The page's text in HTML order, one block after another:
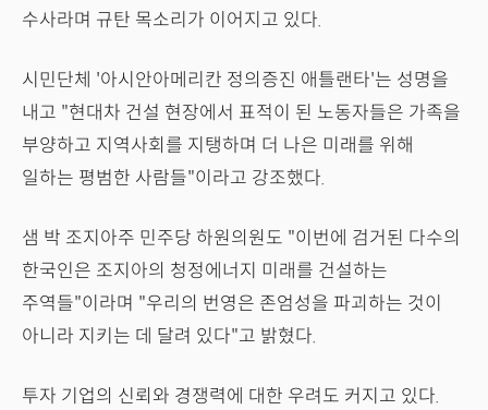
수사라며 규탄 목소리가 이어지고 있다.
시민단체 '아시안아메리칸 정의증진 애틀랜타'는 성명을
내고 "현대차 건설 현장에서 표적이 된 노동자들은 가족을
부양하고 지역사회를 지탱하며 더 나은 미래를 위해
일하는 평범한 사람들"이라고 강조했다.
샘 박 조지아주 민주당 하원의원도 "이번에 검거된 다수의
한국인은 조지아의 청정에너지 미래를 건설하는
주역들"이라며 "우리의 번영은 존엄성을 파괴하는 것이
아니라 지키는 데 달려 있다"고 밝혔다.
투자 기업의 신뢰와 경쟁력에 대한 우려도 커지고 있다.